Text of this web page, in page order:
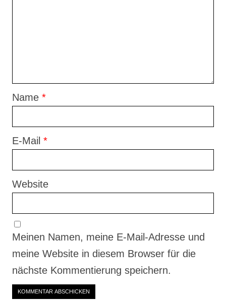
Name *
E-Mail *
Website
Meinen Namen, meine E-Mail-Adresse und
meine Website in diesem Browser für die
nächste Kommentierung speichern.